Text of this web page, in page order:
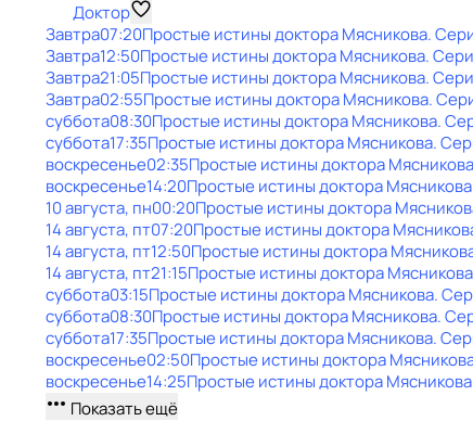
Доктор
Завтра07:20Простые истины доктора Мясникова.
Завтра12:50Простые истины доктора Мясникова.
Завтра21:05Простые истины доктора Мясникова.
Завтра02:55Простые истины доктора Мясникова.
суббота08:30Простые истины доктора Мясникова.
суббота17:35Простые истины доктора Мясникова.
воскресенье02:35Простые истины доктора Мясникова
воскресенье14:20Простые истины доктора Мясникова
10 августа, пн00:20Простые истины доктора
14 августа, пт07:20Простые истины доктора
14 августа, пт12:50Простые истины доктора
14 августа, пт21:15Простые истины доктора Мясникова
суббота03:15Простые истины доктора Мясникова.
суббота08:30Простые истины доктора Мясникова.
суббота17:35Простые истины доктора Мясникова.
воскресенье02:50Простые истины доктора
воскресенье14:25Простые истины доктора Мясникова
Показать ещё